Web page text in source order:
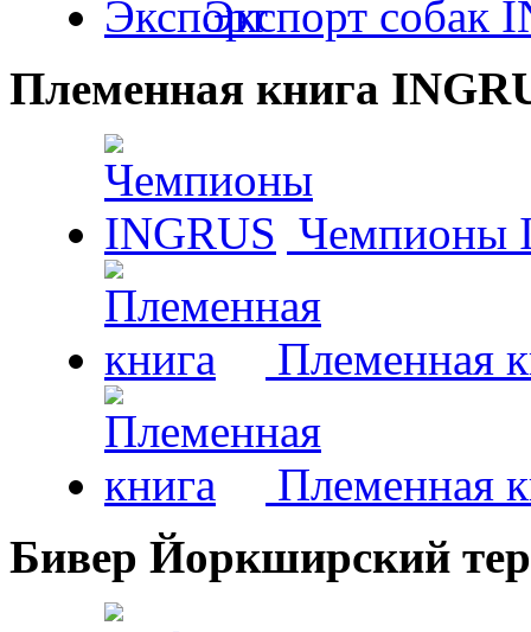
Экспорт собак
Племенная книга
Чемпионы
Племенная
Племенная
Бивер Йоркширский